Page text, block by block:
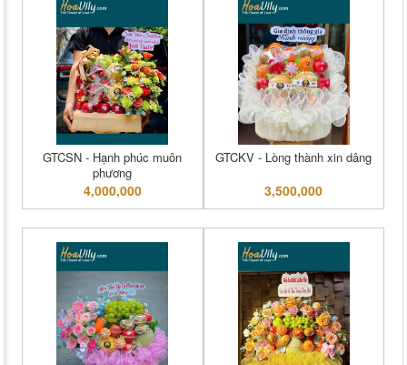
GTCSN - Hạnh phúc muôn
phương
4,000,000
GTCKV - Lòng thành xin dâng
3,500,000